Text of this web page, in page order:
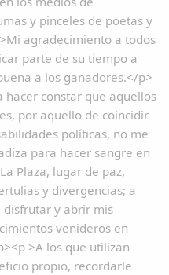
y pinceles de poetas y
agradecimiento a todos
parte de su tiempo a
a los ganadores.</p>
hacer constar que aquellos
por aquello de coincidir
políticas, no me
para hacer sangre en
Plaza, lugar de paz,
y divergencias; a
disfrutar y abrir mis
venideros en
>A los que utilizan
propio, recordarle